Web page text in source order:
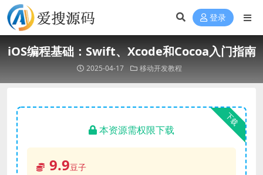
登录
iOS编程基础：Swift、Xcode和Cocoa入门指南
2025-04-17 移动开发教程
下载
本资源需权限下载
9.9豆子